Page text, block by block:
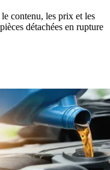
le contenu, les prix et les
détachées en rupture